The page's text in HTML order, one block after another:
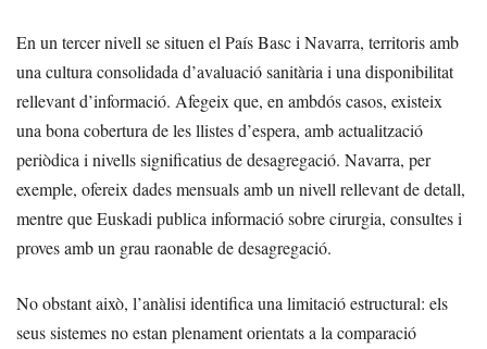
En un tercer nivell se situen el País Basc i Navarra, territoris amb
una cultura consolidada d’avaluació sanitària i una disponibilitat
rellevant d’informació. Afegeix que, en ambdós casos, existeix
una bona cobertura de les llistes d’espera, amb actualització
periòdica i nivells significatius de desagregació. Navarra, per
exemple, ofereix dades mensuals amb un nivell rellevant de detall,
mentre que Euskadi publica informació sobre cirurgia, consultes i
proves amb un grau raonable de desagregació.
No obstant això, l’anàlisi identifica una limitació estructural: els
seus sistemes no estan plenament orientats a la comparació